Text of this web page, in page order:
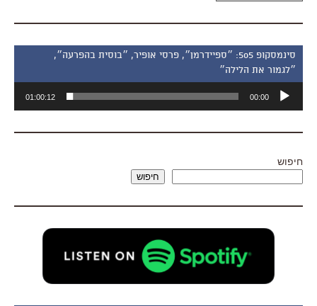
סינמסקופ 505: ״ספיידרמן״, פרסי אופיר, ״בוסית בהפרעה״,
״לגמור את הלילה״
אודיו
00:00
01:00:12
חיפוש
חיפוש